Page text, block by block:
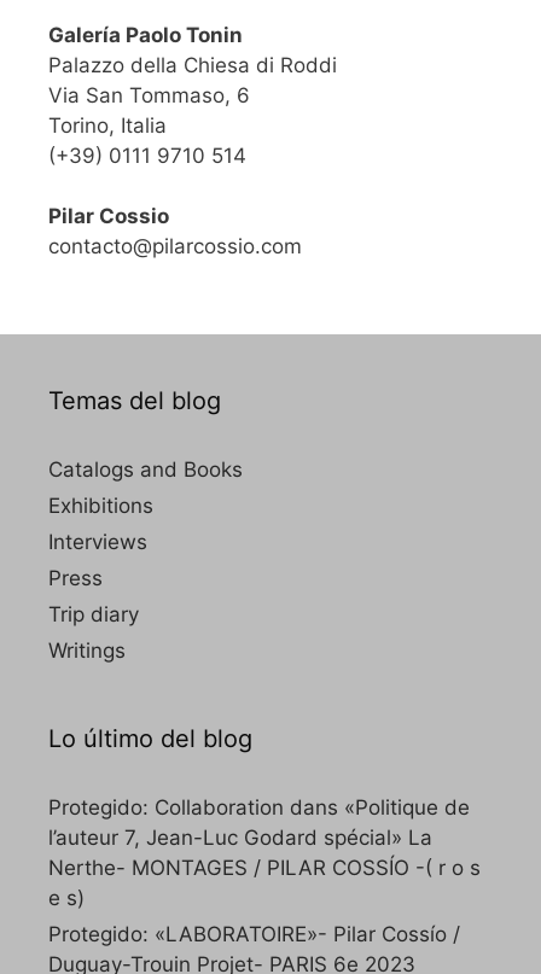
Galería Paolo Tonin
Palazzo della Chiesa di Roddi
Via San Tommaso, 6
Torino, Italia
(+39) 0111 9710 514
Pilar Cossio
contacto@pilarcossio.com
Temas del blog
Catalogs and Books
Exhibitions
Interviews
Press
Trip diary
Writings
Lo último del blog
Protegido: Collaboration dans «Politique de
l’auteur 7, Jean-Luc Godard spécial» La
Nerthe- MONTAGES / PILAR COSSÍO -( r o s
e s)
Protegido: «LABORATOIRE»- Pilar Cossío /
Duguay-Trouin Projet- PARIS 6e 2023